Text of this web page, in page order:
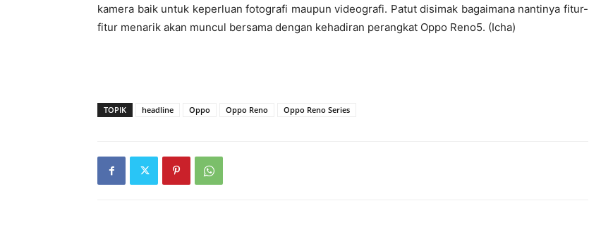
kamera baik untuk keperluan fotografi maupun videografi. Patut disimak bagaimana nantinya fitur-
fitur menarik akan muncul bersama dengan kehadiran perangkat Oppo Reno5. (Icha)
TOPIK headline Oppo Oppo Reno Oppo Reno Series